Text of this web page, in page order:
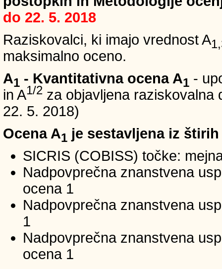
do 22. 5. 2018
Raziskovalci, ki imajo vrednost A
maksimalno oceno.
A1 - Kvantitativna ocena A1 -
in A1/2 za objavljena raziskovalna
22. 5. 2018)
Ocena A1 je sestavljena iz
SICRIS (COBISS) točke:
Nadpovprečna znanstvena
ocena 1
Nadpovprečna znanstvena
1
Nadpovprečna znanstvena
ocena 1